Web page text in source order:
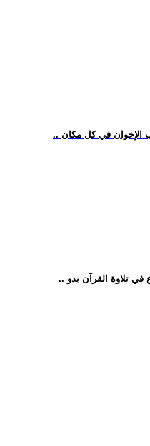
الإخوان في كل مكان
في تلاوة القرآن بدو